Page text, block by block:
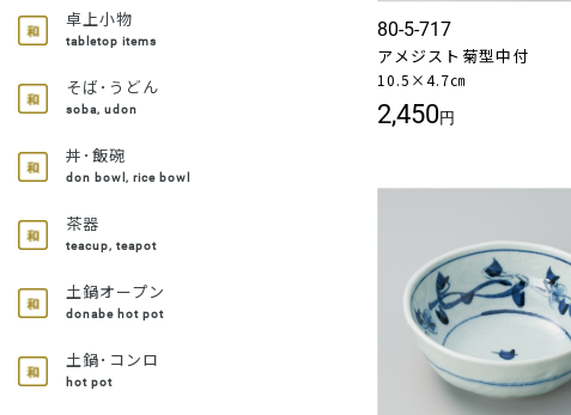
卓上小物
tabletop items
そば･うどん
soba, udon
丼･飯碗
don bowl, rice bowl
茶器
teacup, teapot
土鍋オープン
donabe hot pot
土鍋･コンロ
hot pot
80-5-717
アメジスト菊型中付
10.5×4.7㎝
2,450円